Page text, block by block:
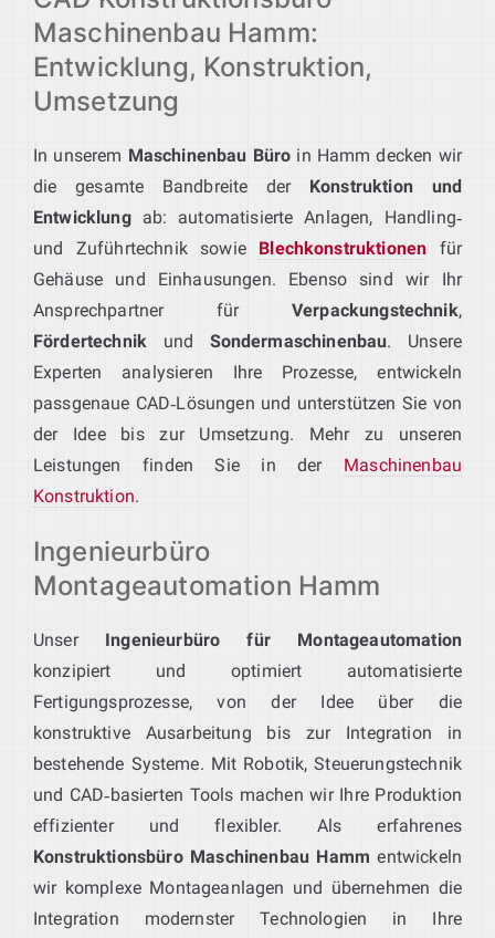
Maschinenbau Hamm:
Entwicklung, Konstruktion,
Umsetzung
In unserem Maschinenbau Büro in Hamm decken wir
die gesamte Bandbreite der Konstruktion und
Entwicklungab: automatisierte Anlagen, Handling‑
und Zuführtechnik sowie Blechkonstruktionen für
Gehäuse und Einhausungen. Ebenso sind wir Ihr
Ansprechpartner für Verpackungstechnik,
Fördertechnik und Sondermaschinenbau. Unsere
Experten analysieren Ihre Prozesse, entwickeln
passgenaue CAD‑Lösungen und unterstützen Sie von
der Idee bis zur Umsetzung. Mehr zu unseren
Leistungen finden Sie in der Maschinenbau
Konstruktion.
Ingenieurbüro
Montageautomation Hamm
Unser Ingenieurbüro für Montageautomation
konzipiert und optimiert automatisierte
Fertigungsprozesse, von der Idee über die
konstruktive Ausarbeitung bis zur Integration in
bestehende Systeme. Mit Robotik, Steuerungstechnik
und CAD‑basierten Tools machen wir Ihre Produktion
effizienter und flexibler. Als erfahrenes
Konstruktionsbüro Maschinenbau Hamm entwickeln
wir komplexe Montageanlagen und übernehmen die
Integration modernster Technologien in Ihre